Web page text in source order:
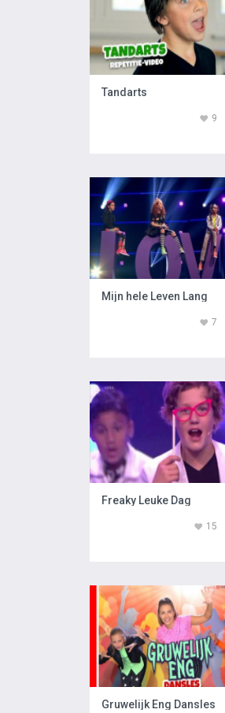
Tandarts
9
Mijn hele Leven Lang
7
Freaky Leuke Dag
15
Gruwelijk Eng Dansles